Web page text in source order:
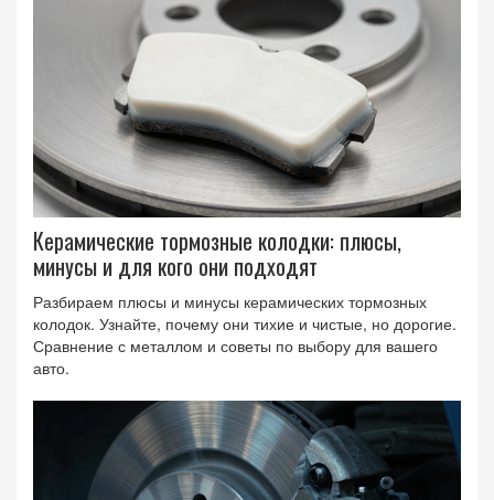
Керамические тормозные колодки: плюсы,
минусы и для кого они подходят
Разбираем плюсы и минусы керамических тормозных
колодок. Узнайте, почему они тихие и чистые, но дорогие.
Сравнение с металлом и советы по выбору для вашего
авто.